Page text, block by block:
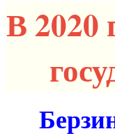
В 2020